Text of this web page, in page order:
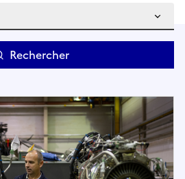
Rechercher
Rechercher